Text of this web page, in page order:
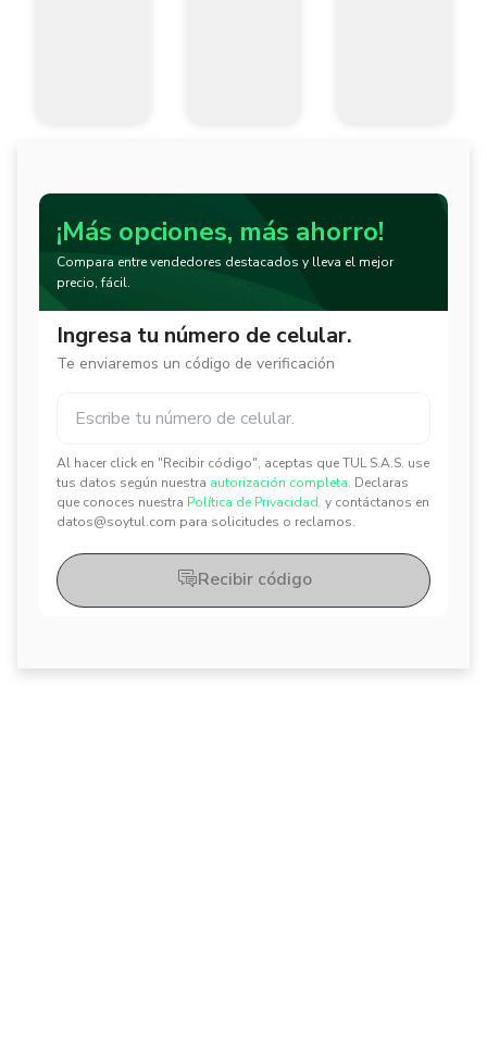
¡Más opciones, más ahorro!
Compara entre vendedores destacados y lleva el mejor
precio, fácil.
Ingresa tu número de celular.
Te enviaremos un código de verificación
Al hacer click en "Recibir código", aceptas que TUL S.A.S. use
tus datos según nuestra autorización completa. Declaras
que conoces nuestra Política de Privacidad. y contáctanos en
datos@soytul.com para solicitudes o reclamos.
Recibir código